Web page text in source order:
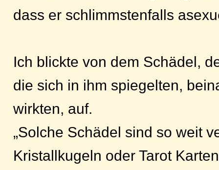
dass er schlimmstenfalls
Ich blickte von dem Schädel,
die sich in ihm spiegelten,
wirkten, auf.
„Solche Schädel sind so weit
Kristallkugeln oder Tarot